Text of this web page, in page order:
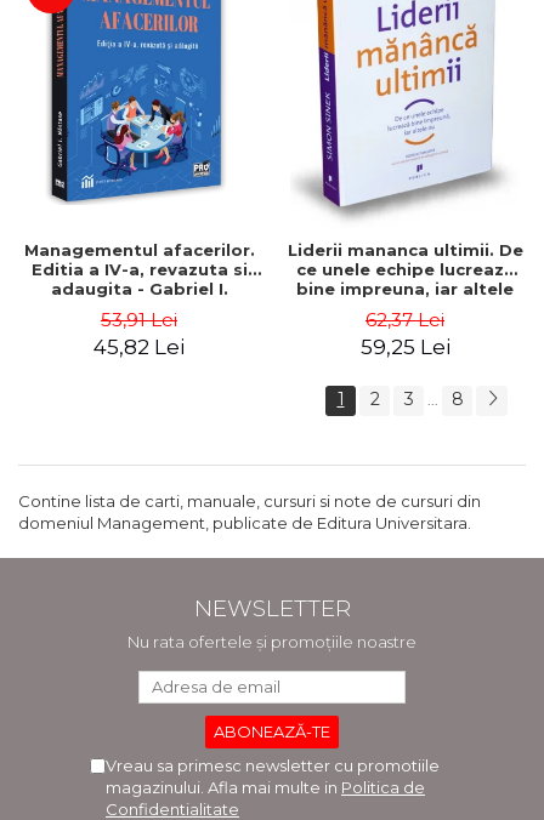
Managementul afacerilor.
Editia a IV-a, revazuta si
adaugita - Gabriel I.
53,91 Lei
45,82 Lei
Liderii mananca ultimii. De
ce unele echipe lucreaza
bine impreuna, iar altele
Sinek
62,37 Lei
59,25 Lei
1 2 3 ... 8
Contine lista de carti, manuale, cursuri si note de cursuri din
domeniul Management, publicate de Editura Universitara.
NEWSLETTER
Nu rata ofertele și promoțiile noastre
Vreau sa primesc newsletter cu promotiile
magazinului. Afla mai multe in Politica de
Confidentialitate